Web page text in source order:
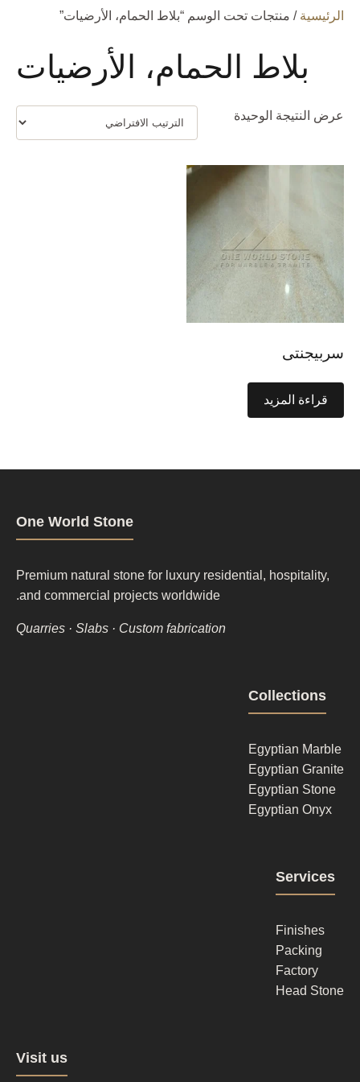
الرئيسية / منتجات تحت الوسم “بلاط الحمام، الأرضيات”
بلاط الحمام، الأرضيات
عرض النتيجة الوحيدة
سربيجنتى
قراءة المزيد
One World Stone
Premium natural stone for luxury residential, hospitality,
and commercial projects worldwide.
Quarries · Slabs · Custom fabrication
Footer
column
1
Collections
Egyptian Marble
Egyptian Granite
Egyptian Stone
Egyptian Onyx
Footer
column
Services
Finishes
Packing
Factory
Head Stone
Visit us